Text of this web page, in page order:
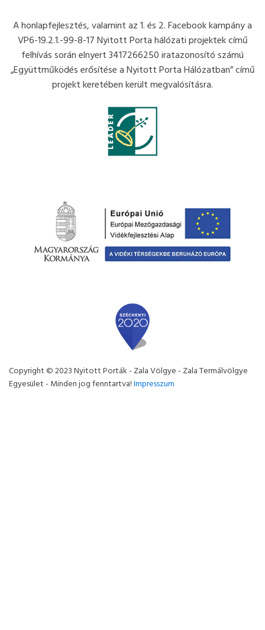
A honlapfejlesztés, valamint az 1. és 2. Facebook kampány a
VP6-19.2.1.-99-8-17 Nyitott Porta hálózati projektek című
felhívás során elnyert 3417266250 iratazonosító számú
„Együttműködés erősítése a Nyitott Porta Hálózatban” című
projekt keretében került megvalósításra.
Copyright © 2023 Nyitott Porták - Zala Völgye - Zala Termálvölgye
Egyesület - Minden jog fenntartva!Impresszum